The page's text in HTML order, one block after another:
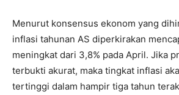
Menurut konsensus ekonom yang
inflasi tahunan AS diperkirakan
meningkat dari 3,8% pada April. Jika
terbukti akurat, maka tingkat inflasi
tertinggi dalam hampir tiga tahun